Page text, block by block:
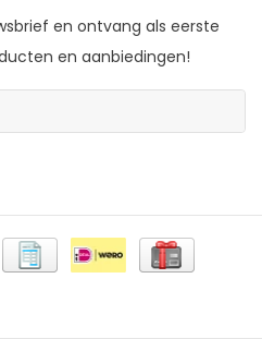
en ontvang als eerste
en aanbiedingen!